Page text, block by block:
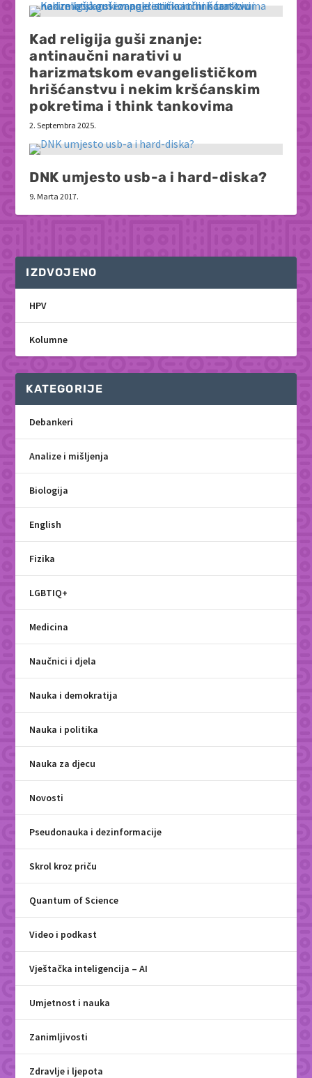
Kad religija guši znanje:
antinaučni narativi u
harizmatskom evangelističkom
hrišćanstvu i nekim kršćanskim
pokretima i think tankovima
2. Septembra 2025.
DNK umjesto usb-a i hard-diska?
9. Marta 2017.
IZDVOJENO
HPV
Kolumne
KATEGORIJE
Debankeri
Analize i mišljenja
Biologija
English
Fizika
LGBTIQ+
Medicina
Naučnici i djela
Nauka i demokratija
Nauka i politika
Nauka za djecu
Novosti
Pseudonauka i dezinformacije
Skrol kroz priču
Quantum of Science
Video i podkast
Vještačka inteligencija – AI
Umjetnost i nauka
Zanimljivosti
Zdravlje i ljepota